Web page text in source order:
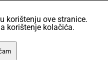
pod licencom Creative
korištenju ove stranice.
korištenje kolačića.